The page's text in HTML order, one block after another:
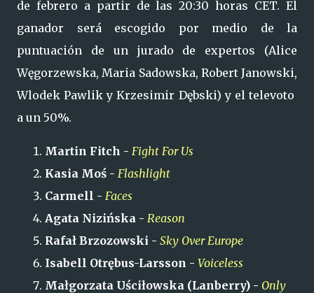
de febrero a partir de las 20:30 horas CET. El
ganador será escogido por medio de la
puntuación de un jurado de expertos (Alice
Węgorzewska, Maria Sadowska, Robert Janowski,
Wlodek Pawlik y Krzesimir Dębski) y el televoto
a un 50%.
Martin Fitch - Fight For Us
Kasia Moś - Flashlight
Carmell - Faces
Agata Nizińska - Reason
Rafał Brzozowski - Sky Over Europe
Isabell Otrębus-Larsson - Voiceless
Małgorzata Uściłowska (Lanberry) - Only